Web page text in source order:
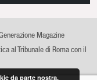
Magazine
al Tribunale di Roma con il
da parte nostra.